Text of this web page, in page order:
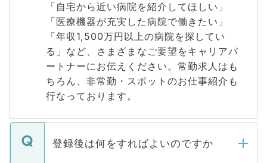
「自宅から近い病院を紹介してほしい」
「医療機器が充実した病院で働きたい」
「年収1,500万円以上の病院を探してい
る」など、さまざまなご要望をキャリアパ
ートナーにお伝えください。常勤求人はも
ちろん、非常勤・スポットのお仕事紹介も
行なっております。
登録後は何をすればよいのですか